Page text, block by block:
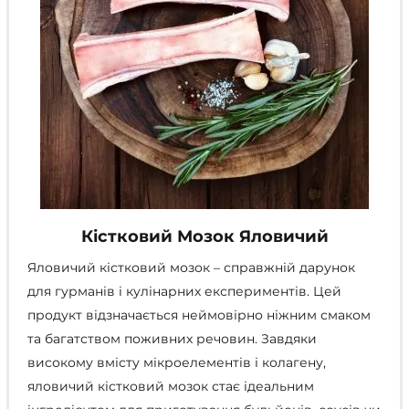
Кістковий Мозок Яловичий
Яловичий кістковий мозок – справжній дарунок
для гурманів і кулінарних експериментів. Цей
продукт відзначається неймовірно ніжним смаком
та багатством поживних речовин. Завдяки
високому вмісту мікроелементів і колагену,
яловичий кістковий мозок стає ідеальним